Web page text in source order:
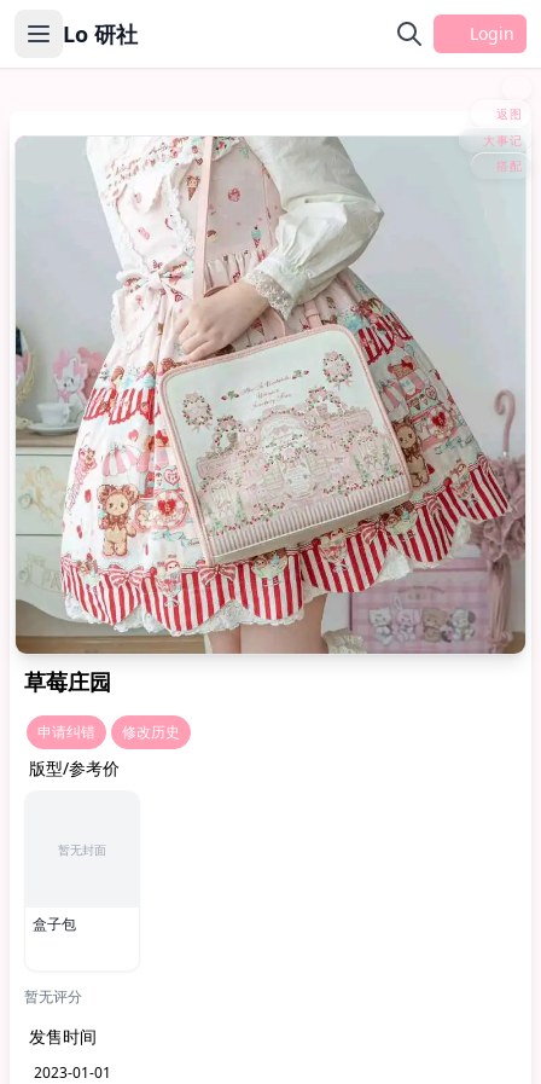
Lo 研社 Login
返图
大事记
搭配
草莓庄园
申请纠错 修改历史
版型/参考价
暂无封面
盒子包
暂无评分
发售时间
2023-01-01